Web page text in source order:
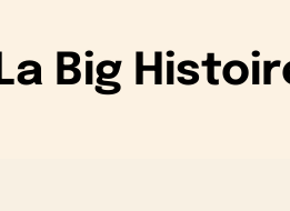
La Big